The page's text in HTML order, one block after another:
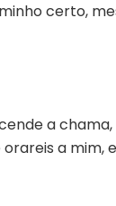
certo,
a
a mim,